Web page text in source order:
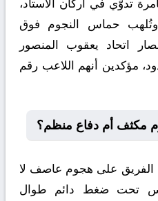
حماس النجوم فوق
اتحاد يعقوب المنصور
مؤكدين أنهم اللاعب رقم
مكثف أم دفاع منظم؟
الفريق على هجوم عاصف لا
تحت ضغط دائم طوال